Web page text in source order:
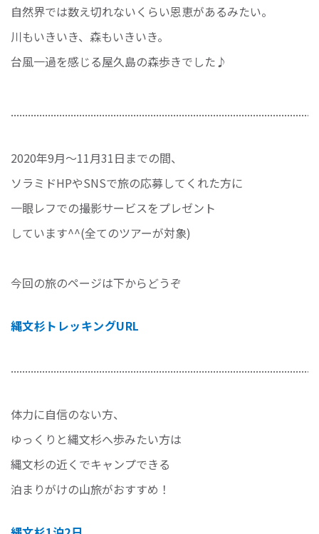
自然界では数え切れないくらい恩恵があるみたい。
川もいきいき、森もいきいき。
台風一過を感じる屋久島の森歩きでした♪
2020年9月〜11月31日までの間、
ソラミドHPやSNSで旅の応募してくれた方に
一眼レフでの撮影サービスをプレゼント
しています^^(全てのツアーが対象)
今回の旅のページは下からどうぞ
縄文杉トレッキングURL
体力に自信のない方、
ゆっくりと縄文杉へ歩みたい方は
縄文杉の近くでキャンプできる
泊まりがけの山旅がおすすめ！